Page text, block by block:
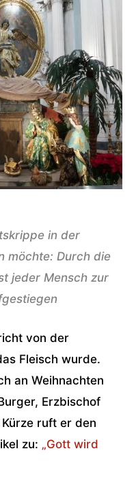
in der
möchte: Durch die
jeder Mensch zur
von der
Fleisch wurde.
an Weihnachten
Erzbischof
ruft er den
zu: „Gott wird